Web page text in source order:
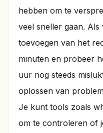
hebben om te
veel sneller gaan.
toevoegen van het
minuten en probeer
uur nog steeds
oplossen van
Je kunt tools zoals
om te controleren of